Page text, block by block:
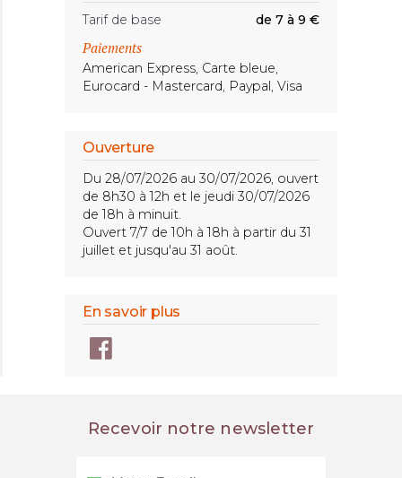
Tarif de base de 7 à 9 €
Paiements
American Express, Carte bleue,
Eurocard - Mastercard, Paypal, Visa
Ouverture
Du 28/07/2026 au 30/07/2026, ouvert
de 8h30 à 12h et le jeudi 30/07/2026
de 18h à minuit.
Ouvert 7/7 de 10h à 18h à partir du 31
juillet et jusqu'au 31 août.
En savoir plus
Recevoir notre newsletter